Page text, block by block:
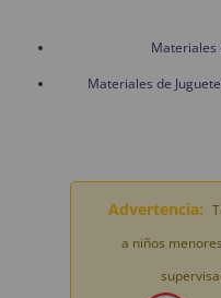
Materiales
Materiales de
Advertencia:
a niños